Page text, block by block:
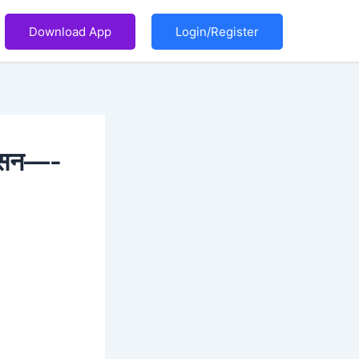
Download App Login/Register
सन—-